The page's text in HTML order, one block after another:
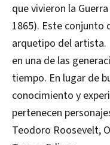
que vivieron la
1865). Este conjunto
arquetipo del artista.
en una de las
tiempo. En lugar de
conocimiento y
pertenecen
Teodoro Roosevelt,